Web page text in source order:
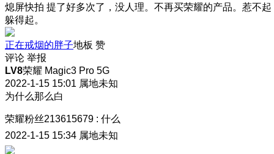
熄屏快拍 提了好多次了，没人理。不再买荣耀的产品。惹不起
躲得起。
正在戒烟的胖子地板 赞
评论 举报
LV8荣耀 Magic3 Pro 5G
2022-1-15 15:01 属地未知
为什么那么白
荣耀粉丝213615679 : 什么
2022-1-15 15:34 属地未知